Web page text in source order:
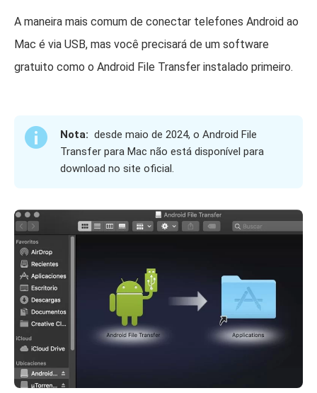
A maneira mais comum de conectar telefones Android ao
Mac é via USB, mas você precisará de um software
gratuito como o Android File Transfer instalado primeiro.
Nota: desde maio de 2024, o Android File
Transfer para Mac não está disponível para
download no site oficial.